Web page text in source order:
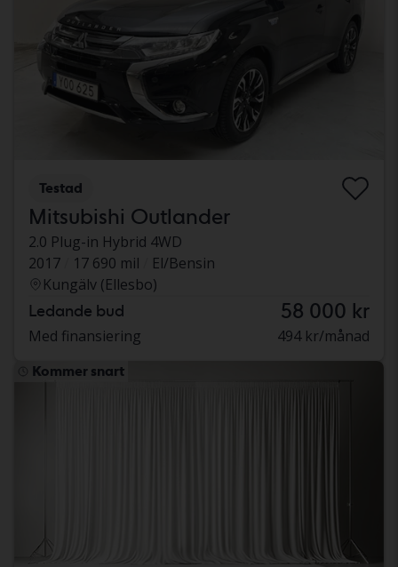
Testad
Mitsubishi Outlander
2.0 Plug-in Hybrid 4WD
2017
17 690 mil
El/Bensin
Kungälv (Ellesbo)
Ledande bud 58 000 kr
Med finansiering 494 kr/månad
Kommer snart